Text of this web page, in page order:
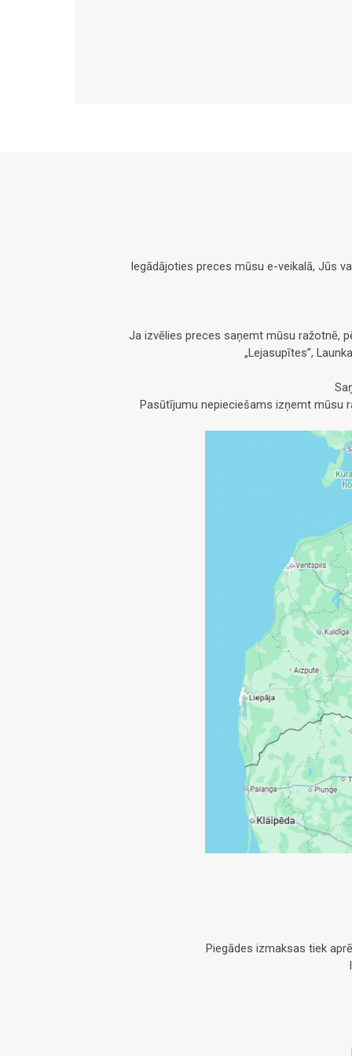
Iegādājoties preces mūsu e-veikalā, Jūs
Ja izvēlies preces saņemt mūsu ražotnē,
„Lejasupītes”,
Pasūtījumu nepieciešams izņemt mūsu
Piegādes izmaksas tiek